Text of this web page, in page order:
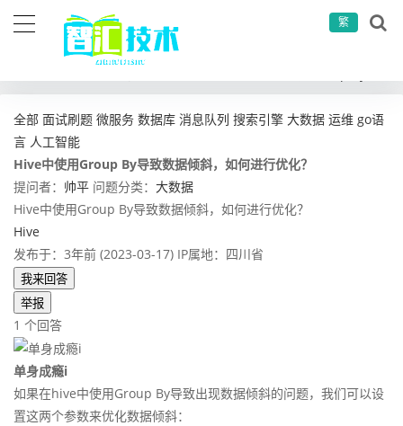
繁
全部 面试刷题 微服务 数据库 消息队列 搜索引擎 大数据 运维 go语
言 人工智能
Hive中使用Group By导致数据倾斜，如何进行优化？
提问者： 帅平 问题分类： 大数据
Hive中使用Group By导致数据倾斜，如何进行优化？
Hive
发布于：3年前 (2023-03-17) IP属地：四川省
我来回答
举报
1 个回答
单身成瘾i
如果在hive中使用Group By导致出现数据倾斜的问题，我们可以设
置这两个参数来优化数据倾斜：